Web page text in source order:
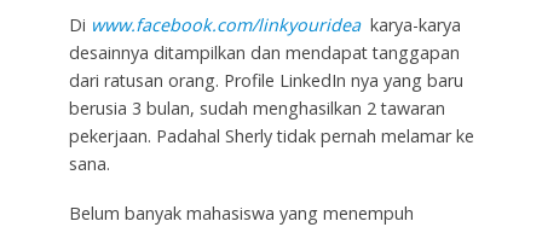
Di www.facebook.com/linkyourideakarya-karya
desainnya ditampilkan dan mendapat tanggapan
dari ratusan orang. Profile LinkedIn nya yang baru
berusia 3 bulan, sudah menghasilkan 2 tawaran
pekerjaan. Padahal Sherly tidak pernah melamar ke
sana.
Belum banyak mahasiswa yang menempuh